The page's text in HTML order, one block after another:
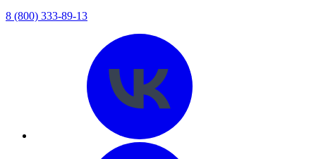
8 (800) 333-89-13